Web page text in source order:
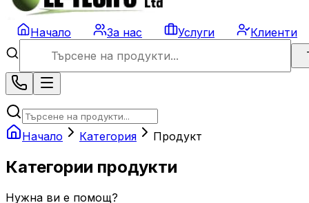
Начало За нас Услуги Клиенти
Начало Категория Продукт
Категории продукти
Нужна ви е помощ?